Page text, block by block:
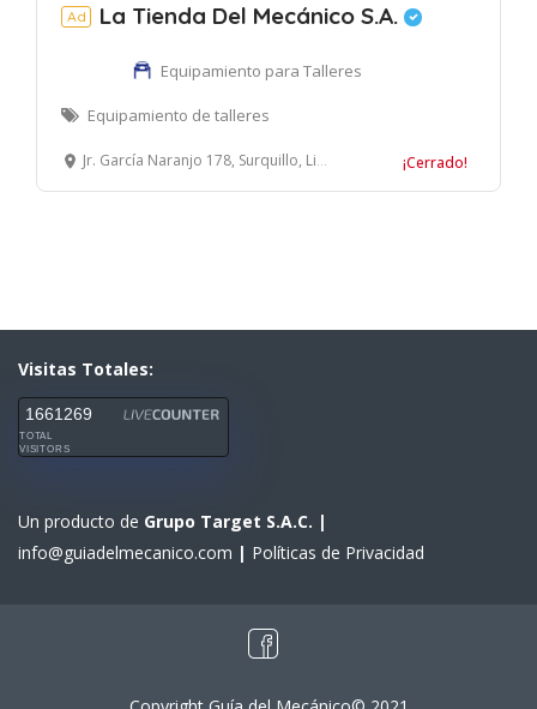
Ad La Tienda Del Mecánico S.A.
Equipamiento para Talleres
Equipamiento de talleres
Jr. García Naranjo 178, Surquillo, Lima, Perú ¡Cerrado!
Visitas Totales:
1661269
TOTAL
VISITORS
Un producto de Grupo Target S.A.C. |
info@guiadelmecanico.com | Políticas de Privacidad